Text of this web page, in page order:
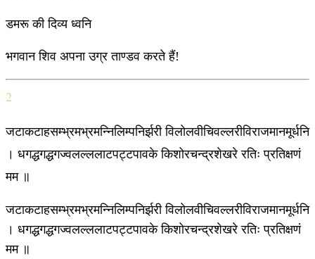
डमरू की दिव्य ध्वनि
भगवान शिव अपना उग्र ताण्डव करते हैं!
2
जटाकटाहसम्भ्रमभ्रमन्निलिम्पनिर्झरी विलोलवीचिवल्लरीविराजमानमूर्धनि
। धगद्धगद्धगज्वलल्ललाटपट्टपावके किशोरचन्द्रशेखरे रतिः प्रतिक्षणं
मम ॥
जटाकटाहसम्भ्रमभ्रमन्निलिम्पनिर्झरी विलोलवीचिवल्लरीविराजमानमूर्धनि
। धगद्धगद्धगज्वलल्ललाटपट्टपावके किशोरचन्द्रशेखरे रतिः प्रतिक्षणं
मम ॥